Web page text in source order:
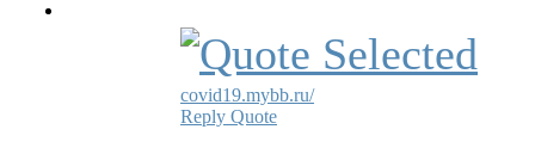
covid19.mybb.ru/
Reply Quote